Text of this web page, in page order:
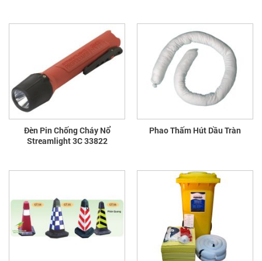
Đèn Pin Chống Cháy Nổ
Streamlight 3C 33822
Phao Thấm Hút Dầu Tràn